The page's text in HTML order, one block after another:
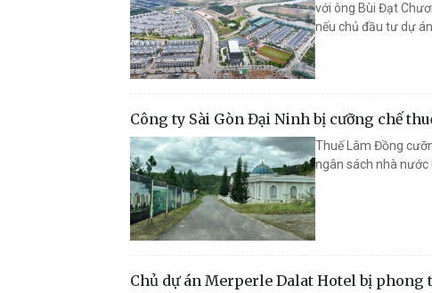
với ông Bùi Đạt
nếu chủ đầu tư dự
Công ty Sài Gòn Đại Ninh bị cưỡng chế
Thuế Lâm Đồng
ngân sách nhà nước
Chủ dự án Merperle Dalat Hotel bị phong